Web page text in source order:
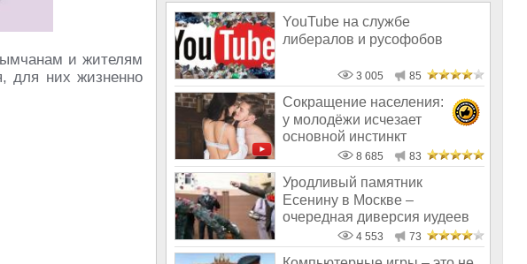
и жителям
для них жизненно
YouTube на службе
либералов и русофобов
3 005 85
Сокращение населения:
у молодёжи исчезает
основной инстинкт
8 685 83
Уродливый памятник
Есенину в Москве –
очередная диверсия иудеев
сатанистов против Р
4 553 73